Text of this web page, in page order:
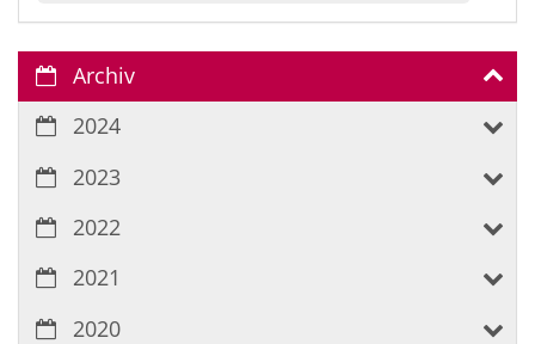
Archiv
2024
2023
2022
2021
2020